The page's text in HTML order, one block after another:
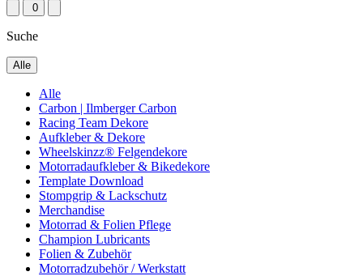
0
Suche
Alle
Alle
Carbon | Ilmberger Carbon
Racing Team Dekore
Aufkleber & Dekore
Wheelskinzz® Felgendekore
Motorradaufkleber & Bikedekore
Template Download
Stompgrip & Lackschutz
Merchandise
Motorrad & Folien Pflege
Champion Lubricants
Folien & Zubehör
Motorradzubehör / Werkstatt